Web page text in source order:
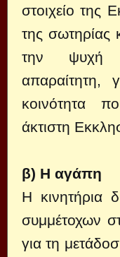
στοιχείο της
της σωτηρίας
την ψυχή
απαραίτητη,
κοινότητα
άκτιστη
β) Η αγάπη
Η κινητήρια
συμμέτοχων
για τη